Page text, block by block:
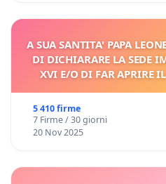
A SUA SANTITA' PAPA
DI DICHIARARE LA SEDE
XVI E/O DI FAR APRIRE
5 410 firme
7 Firme / 30 giorni
20 Nov 2025